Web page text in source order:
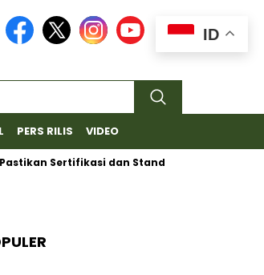
PERS RILIS VIDEO
Sertifikasi dan Standar Ketat untuk
ID